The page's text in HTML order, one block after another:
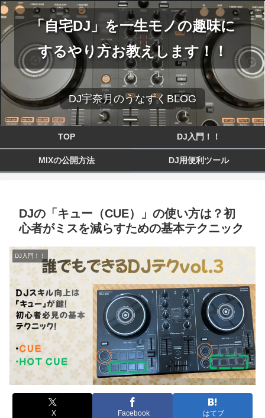
「自宅DJ」を一生モノの趣味に
するやり方お教えします！！
DJ宇奈月のうなずくBLOG
TOP DJ入門！！
MIXの公開方法 DJ用便利ツール
DJの「キュー（CUE）」の使い方は？初
心者がミスを減らすための基本テクニック
DJ入門！！
X Facebook はてブ